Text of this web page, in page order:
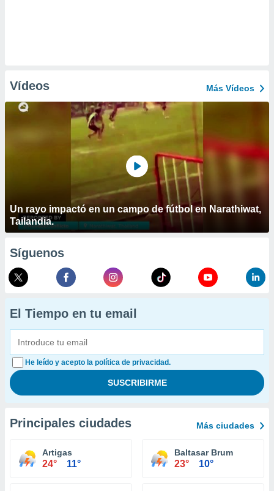
Vídeos Más Vídeos
Un rayo impactó en un campo de fútbol en Narathiwat,
Tailandia.
Síguenos
El Tiempo en tu email
He leído y acepto la política de privacidad.
Principales ciudades Más ciudades
Artigas
24° 11°
Baltasar Brum
23° 10°